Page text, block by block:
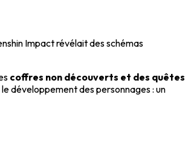
Impact révélait des schémas
coffres non découverts et des quêtes
développement des personnages : un